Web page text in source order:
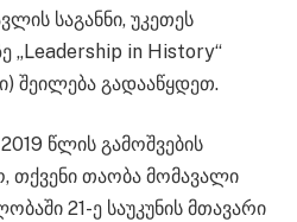
საგანნი, უკეთეს
„Leadership in History“
შეილება გადააწყდეთ.
წლის გამოშვების
თქვენი თაობა მომავალი
21-ე საუკუნის მთავარი